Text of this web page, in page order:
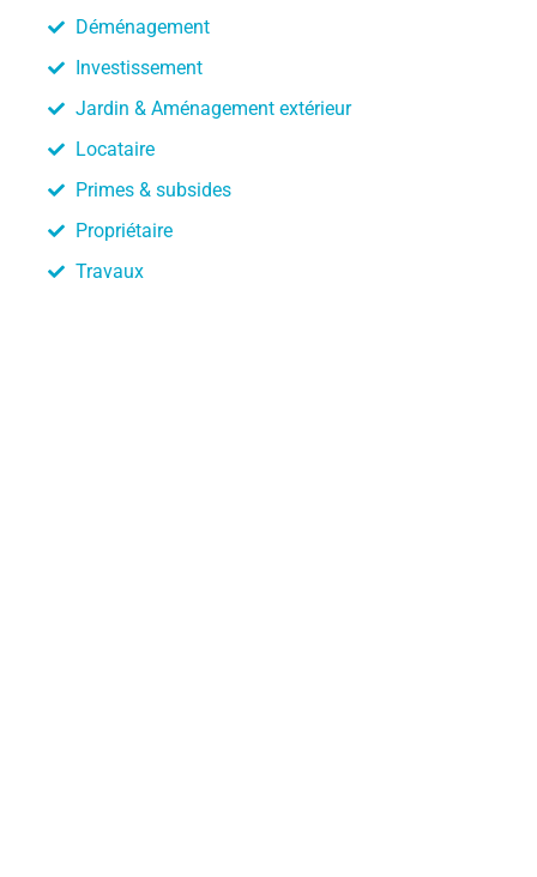
Déménagement
Investissement
Jardin & Aménagement extérieur
Locataire
Primes & subsides
Propriétaire
Travaux